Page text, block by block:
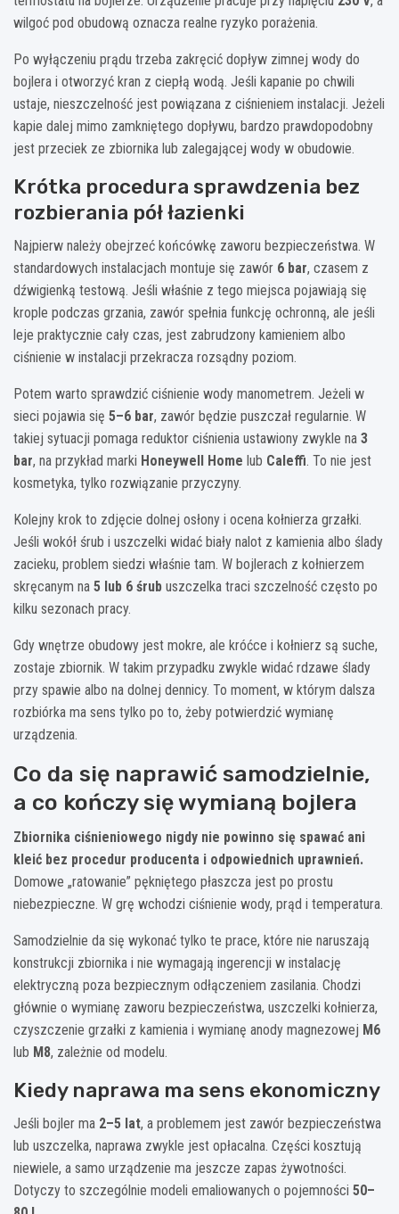
wilgoć pod obudową oznacza realne ryzyko porażenia.
Po wyłączeniu prądu trzeba zakręcić dopływ zimnej wody do
bojlera i otworzyć kran z ciepłą wodą. Jeśli kapanie po chwili
ustaje, nieszczelność jest powiązana z ciśnieniem instalacji. Jeżeli
kapie dalej mimo zamkniętego dopływu, bardzo prawdopodobny
jest przeciek ze zbiornika lub zalegającej wody w obudowie.
Krótka procedura sprawdzenia bez
rozbierania pół łazienki
Najpierw należy obejrzeć końcówkę zaworu bezpieczeństwa. W
standardowych instalacjach montuje się zawór 6 bar, czasem z
dźwigienką testową. Jeśli właśnie z tego miejsca pojawiają się
krople podczas grzania, zawór spełnia funkcję ochronną, ale jeśli
leje praktycznie cały czas, jest zabrudzony kamieniem albo
ciśnienie w instalacji przekracza rozsądny poziom.
Potem warto sprawdzić ciśnienie wody manometrem. Jeżeli w
sieci pojawia się 5–6 bar, zawór będzie puszczał regularnie. W
takiej sytuacji pomaga reduktor ciśnienia ustawiony zwykle na 3
bar, na przykład marki Honeywell Home lub Caleffi. To nie jest
kosmetyka, tylko rozwiązanie przyczyny.
Kolejny krok to zdjęcie dolnej osłony i ocena kołnierza grzałki.
Jeśli wokół śrub i uszczelki widać biały nalot z kamienia albo ślady
zacieku, problem siedzi właśnie tam. W bojlerach z kołnierzem
skręcanym na 5 lub 6 śrub uszczelka traci szczelność często po
kilku sezonach pracy.
Gdy wnętrze obudowy jest mokre, ale króćce i kołnierz są suche,
zostaje zbiornik. W takim przypadku zwykle widać rdzawe ślady
przy spawie albo na dolnej dennicy. To moment, w którym dalsza
rozbiórka ma sens tylko po to, żeby potwierdzić wymianę
urządzenia.
Co da się naprawić samodzielnie,
a co kończy się wymianą bojlera
Zbiornika ciśnieniowego nigdy nie powinno się spawać ani
kleić bez procedur producenta i odpowiednich uprawnień.
Domowe „ratowanie” pękniętego płaszcza jest po prostu
niebezpieczne. W grę wchodzi ciśnienie wody, prąd i temperatura.
Samodzielnie da się wykonać tylko te prace, które nie naruszają
konstrukcji zbiornika i nie wymagają ingerencji w instalację
elektryczną poza bezpiecznym odłączeniem zasilania. Chodzi
głównie o wymianę zaworu bezpieczeństwa, uszczelki kołnierza,
czyszczenie grzałki z kamienia i wymianę anody magnezowej M6
lub M8, zależnie od modelu.
Kiedy naprawa ma sens ekonomiczny
Jeśli bojler ma 2–5 lat, a problemem jest zawór bezpieczeństwa
lub uszczelka, naprawa zwykle jest opłacalna. Części kosztują
niewiele, a samo urządzenie ma jeszcze zapas żywotności.
Dotyczy to szczególnie modeli emaliowanych o pojemności 50–